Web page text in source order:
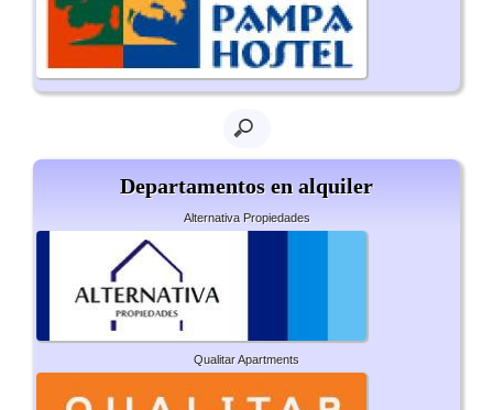
Departamentos en alquiler
Alternativa Propiedades
Qualitar Apartments